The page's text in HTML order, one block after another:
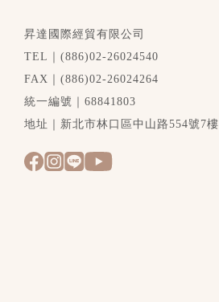
昇達國際經貿有限公司
TEL｜(886)02-26024540
FAX｜(886)02-26024264
統一編號｜68841803
地址｜新北市林口區中山路554號7樓